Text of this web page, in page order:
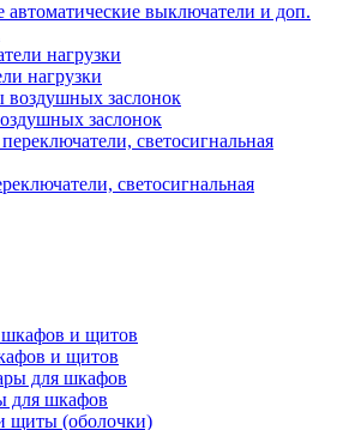
выключатели и доп.
нагрузки
заслонок
светосигнальная
и щитов
для шкафов